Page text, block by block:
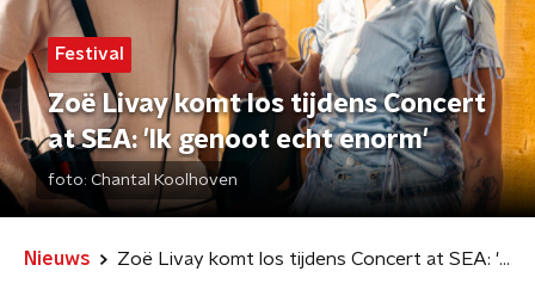
Festival
Zoë Livay komt los tijdens Concert
at SEA: 'Ik genoot echt enorm'
foto: Chantal Koolhoven
Nieuws Zoë Livay komt los tijdens Concert at SEA: 'Ik genoot echt enorm'